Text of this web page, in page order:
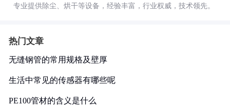
专业提供除尘、烘干等设备，经验丰富，行业权威，技术领先。
热门文章
无缝钢管的常用规格及壁厚
生活中常见的传感器有哪些呢
PE100管材的含义是什么